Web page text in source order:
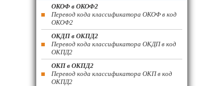
ОКОФ в ОКОФ2
Перевод кода классификатора ОКОФ в код
ОКОФ2
ОКДП в ОКПД2
Перевод кода классификатора ОКДП в код
ОКПД2
ОКП в ОКПД2
Перевод кода классификатора ОКП в код
ОКПД2